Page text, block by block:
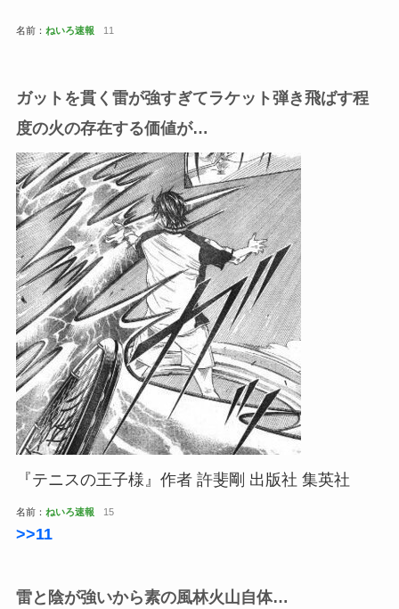
名前： ねいろ速報 11
ガットを貫く雷が強すぎてラケット弾き飛ばす程
度の火の存在する価値が…
『テニスの王子様』作者 許斐剛 出版社 集英社
名前： ねいろ速報 15
>>11
雷と陰が強いから素の風林火山自体…